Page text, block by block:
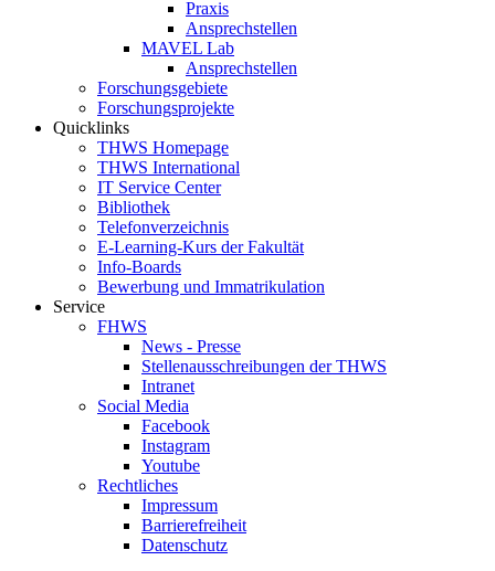
Praxis
Ansprechstellen
MAVEL Lab
Ansprechstellen
Forschungsgebiete
Forschungsprojekte
Quicklinks
THWS Homepage
THWS International
IT Service Center
Bibliothek
Telefonverzeichnis
E-Learning-Kurs der Fakultät
Info-Boards
Bewerbung und Immatrikulation
Service
FHWS
News - Presse
Stellenausschreibungen der THWS
Intranet
Social Media
Facebook
Instagram
Youtube
Rechtliches
Impressum
Barrierefreiheit
Datenschutz